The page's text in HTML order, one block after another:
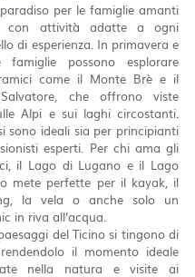
per le famiglie amanti
con attività adatte a ogni
di esperienza. In primavera e
possono esplorare
come il Monte Brè e il
che offrono viste
Alpi e sui laghi circostanti.
sono ideali sia per principianti
esperti. Per chi ama gli
il Lago di Lugano e il Lago
mete perfette per il kayak, il
la vela o anche solo un
in riva all’acqua.
del Ticino si tingono di
il momento ideale
nella natura e visite ai